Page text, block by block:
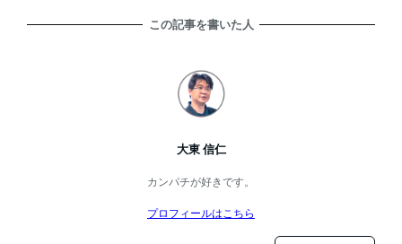
この記事を書いた人
大東 信仁
カンパチが好きです。
プロフィールはこちら